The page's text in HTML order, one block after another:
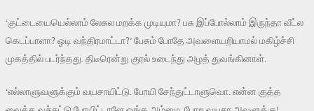
‘குட்டையையெல்லாம் லேசுல மறக்க முடியுமா? பசு இப்போல்லாம் இருந்தா வீட்ல
கெடப்பாளா? ஓடி வந்திரமாட்டா?’ பேசும் போதே அவளையறியாமல் மகிழ்ச்சி
முகத்தில் படர்ந்தது. திடீரென்று குரல் உடைந்து அழத் துவங்கினாள்.
‘எல்லாளுவளுக்கும் வயசாயிட்டு. போயி சேந்துட்டாளுவொ. என்ன குத்த